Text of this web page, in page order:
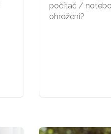
počítač /
ohrožení?